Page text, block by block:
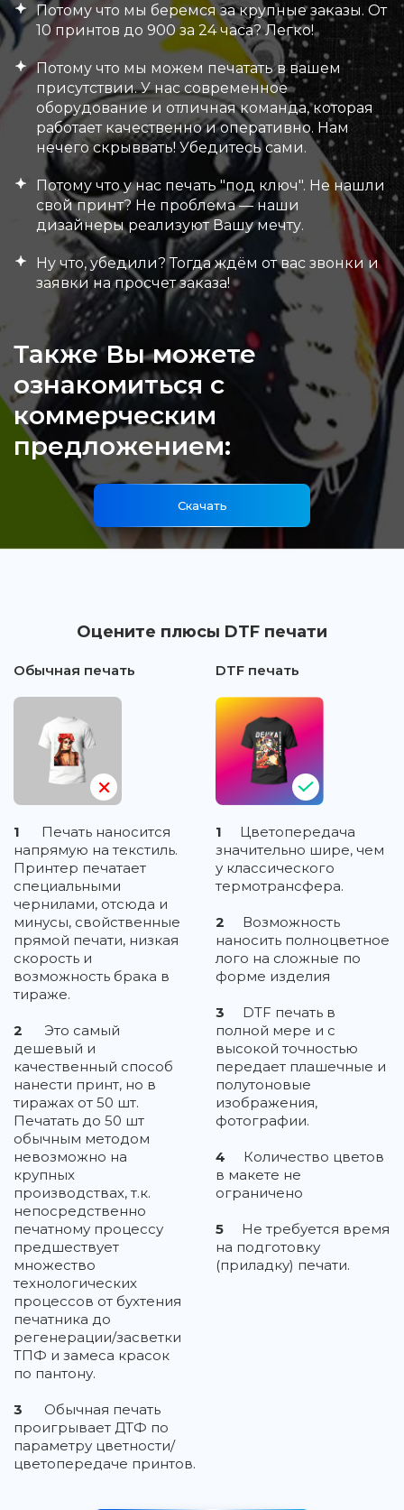
Потому что мы беремся за крупные заказы. От
10 принтов до 900 за 24 часа? Легко!
Потому что мы можем печатать в вашем
присутствии. У нас современное
оборудование и отличная команда, которая
работает качественно и оперативно. Нам
нечего скрыввать! Убедитесь сами.
Потому что у нас печать "под ключ". Не нашли
свой принт? Не проблема — наши
дизайнеры реализуют Вашу мечту.
Ну что, убедили? Тогда ждём от вас звонки и
заявки на просчет заказа!
Также Вы можете
ознакомиться с
коммерческим
предложением:
Скачать
Оцените плюсы DTF печати
Обычная печать
1
Печать наносится
напрямую на текстиль.
Принтер печатает
специальными
чернилами, отсюда и
минусы, свойственные
прямой печати, низкая
скорость и
возможность брака в
тираже.
2
Это самый
дешевый и
качественный способ
нанести принт, но в
тиражах от 50 шт.
Печатать до 50 шт
обычным методом
невозможно на
крупных
производствах, т.к.
непосредственно
печатному процессу
предшествует
множество
технологических
процессов от бухтения
печатника до
регенерации/засветки
ТПФ и замеса красок
по пантону.
3
Обычная печать
проигрывает ДТФ по
параметру цветности/
цветопередаче принтов.
DTF печать
1
Цветопередача
значительно шире, чем
у классического
термотрансфера.
2
Возможность
наносить полноцветное
лого на сложные по
форме изделия
3
DTF печать в
полной мере и с
высокой точностью
передает плашечные и
полутоновые
изображения,
фотографии.
4
Количество цветов
в макете не
ограничено
5
Не требуется время
на подготовку
(приладку) печати.